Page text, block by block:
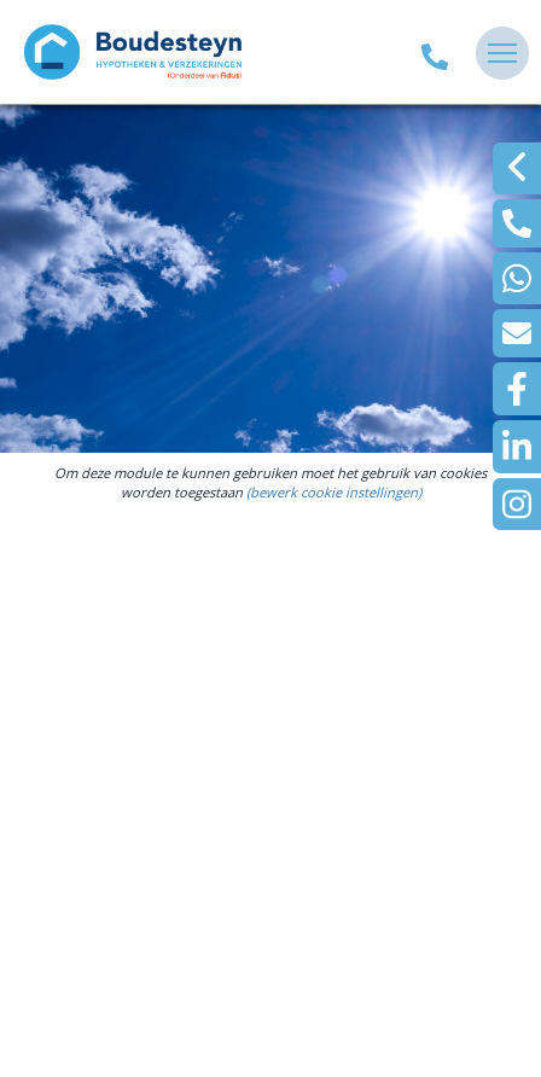
Om deze module te kunnen gebruiken moet het gebruik van cookies
worden toegestaan (bewerk cookie instellingen)